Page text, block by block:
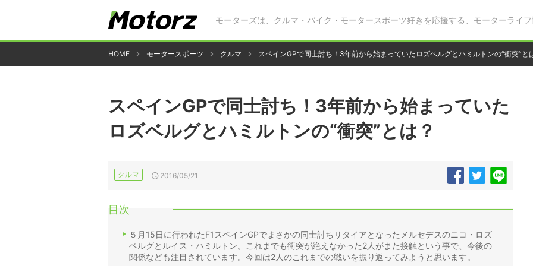
モーターズは、クルマ・バイク・モータースポーツ好きを応援する、モーターライフ
HOME モータースポーツ クルマ スペインGPで同士討ち！3年前から始まっていたロズベルグとハミルトンの“衝突”と
スペインGPで同士討ち！3年前から始まっていた
ロズベルグとハミルトンの“衝突”とは？
クルマ 2016/05/21
目次
５月15日に行われたF1スペインGPでまさかの同士討ちリタイアとなったメルセデスのニコ・ロズ
ベルグとルイス・ハミルトン。これまでも衝突が絶えなかった2人がまた接触という事で、今後の
関係なども注目されています。今回は2人のこれまでの戦いを振り返ってみようと思います。